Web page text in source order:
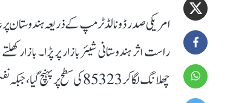
چھلانگ لگا کر 85323 کی سطح پر پہنچ گیا، جبکہ نفٹی 1200 پوائنٹس سے زیادہ اچھال کے ساتھ 26308 پر کاروبار کرتا نظر آیا۔